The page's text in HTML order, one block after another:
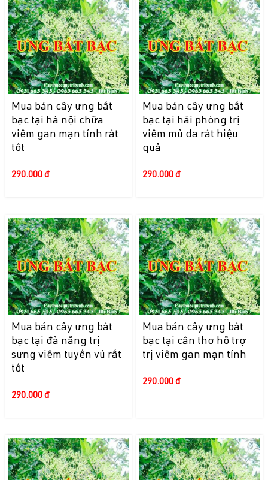
Mua bán cây ưng bất
bạc tại hà nội chữa
viêm gan mạn tính rất
tốt
290.000 đ
Mua bán cây ưng bất
bạc tại hải phòng trị
viêm mủ da rất hiệu
quả
290.000 đ
Mua bán cây ưng bất
bạc tại đà nẵng trị
sưng viêm tuyến vú rất
tốt
290.000 đ
Mua bán cây ưng bất
bạc tại cần thơ hỗ trợ
trị viêm gan mạn tính
290.000 đ